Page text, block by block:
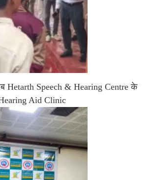
Hetarth Speech & Hearing Centre के
Aid Clinic